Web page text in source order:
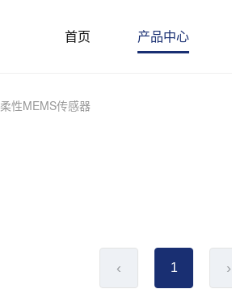
首页 产品中心
柔性MEMS传感器
‹ 1 ›